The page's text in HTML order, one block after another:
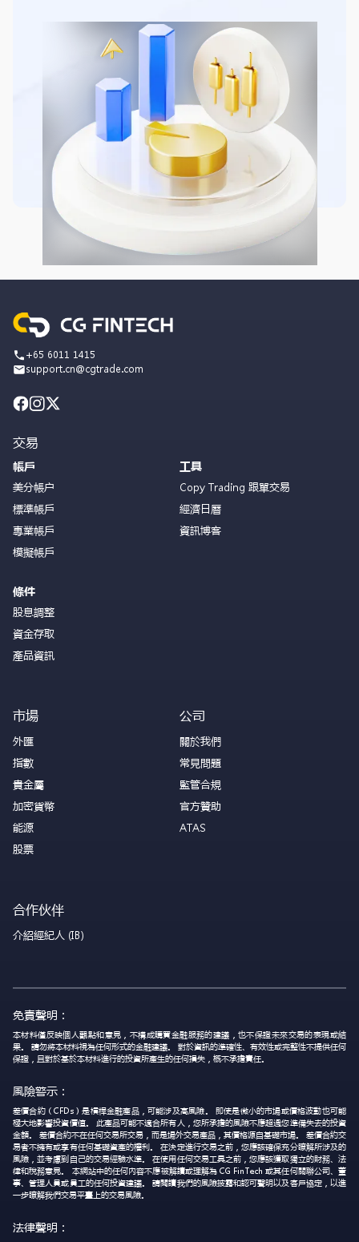
+65 6011 1415
support.cn@cgtrade.com
交易
帳戶
美分帳户
標準帳戶
專業帳戶
模擬帳戶
條件
股息調整
資金存取
產品資訊
工具
Copy Trading 跟單交易
經濟日曆
資訊博客
市場
外匯
指數
貴金屬
加密貨幣
能源
股票
公司
關於我們
常見問題
監管合規
官方贊助
ATAS
合作伙伴
介紹經紀人 (IB)
免責聲明：
本材料僅反映個人觀點和意見，不構成購買金融服務的建議，也不保證未來交易的表現或結
果。 請勿將本材料視為任何形式的金融建議。 對於資訊的準確性、有效性或完整性不提供任何
保證，且對於基於本材料進行的投資所產生的任何損失，概不承擔責任。
風險警示：
差價合約（CFDs）是槓桿金融產品，可能涉及高風險。 即使是微小的市場或價格波動也可能
極大地影響投資價值。 此產品可能不適合所有人，您所承擔的風險不應超過您準備失去的投資
金額。 差價合約不在任何交易所交易，而是場外交易產品，其價格源自基礎市場。 差價合約交
易者不擁有或享有任何基礎資產的權利。 在決定進行交易之前，您應該確保充分瞭解所涉及的
風險，並考慮到自己的交易經驗水準。 在使用任何交易工具之前，您應該獲取獨立的財務、法
律和稅務意見。 本網站中的任何內容不應被解讀或理解為 CG FinTech 或其任何關聯公司、董
事、管理人員或員工的任何投資建議。 請閱讀我們的風險披露和認可聲明以及客戶協定，以進
一步瞭解我們交易平臺上的交易風險。
法律聲明：